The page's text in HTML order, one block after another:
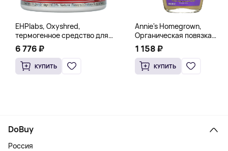
EHPlabs, Oxyshred,
термогенное средство для
сжигания жира, малиновое
освежение, 318 г (11,2 унции)
6 776 ₽
КУПИТЬ
Annie's Homegrown,
Органическая повязка
«Богиня», 236 мл (8 жидк.
унц.)
1 158 ₽
КУПИТЬ
DoBuy
Россия